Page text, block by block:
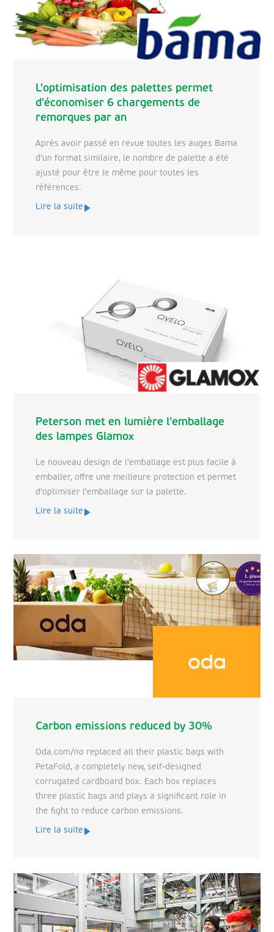
L'optimisation des palettes permet
d'économiser 6 chargements de
remorques par an
Après avoir passé en revue toutes les auges Bama
d'un format similaire, le nombre de palette a été
ajusté pour être le même pour toutes les
références.
Lire la suite
Peterson met en lumière l'emballage
des lampes Glamox
Le nouveau design de l'emballage est plus facile à
emballer, offre une meilleure protection et permet
d'optimiser l'emballage sur la palette.
Lire la suite
Carbon emissions reduced by 30%
Oda.com/no replaced all their plastic bags with
PetaFold, a completely new, self-designed
corrugated cardboard box. Each box replaces
three plastic bags and plays a significant role in
the fight to reduce carbon emissions.
Lire la suite